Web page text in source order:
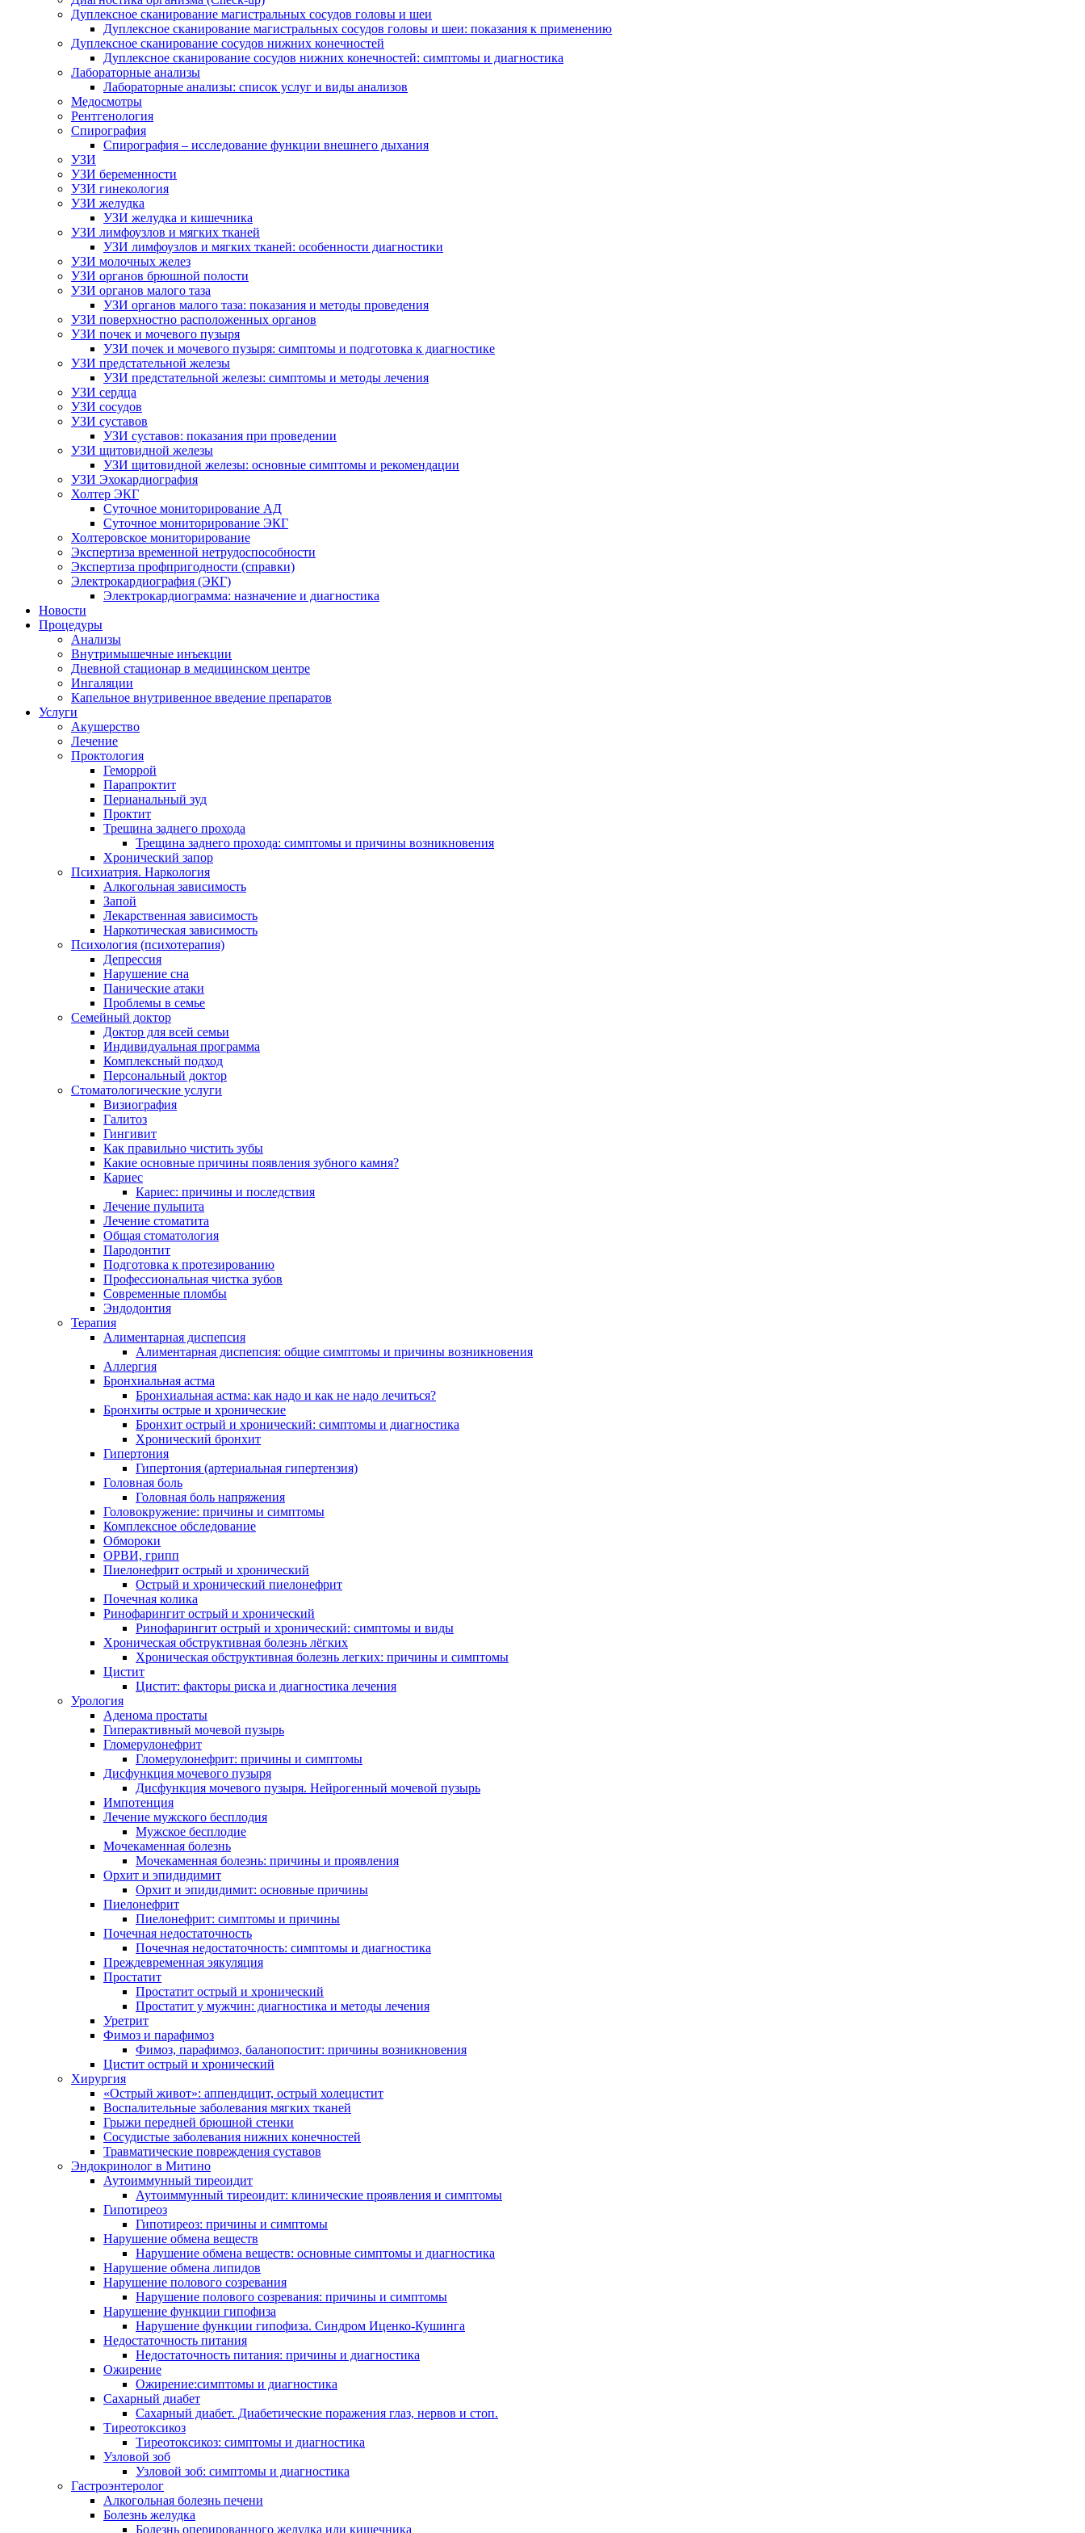
Дуплексное сканирование магистральных сосудов головы и шеи
Дуплексное сканирование магистральных сосудов головы и шеи: показания к применению
Дуплексное сканирование сосудов нижних конечностей
Дуплексное сканирование сосудов нижних конечностей: симптомы и диагностика
Лабораторные анализы
Лабораторные анализы: список услуг и виды анализов
Медосмотры
Рентгенология
Спирография
Спирография – исследование функции внешнего дыхания
УЗИ
УЗИ беременности
УЗИ гинекология
УЗИ желудка
УЗИ желудка и кишечника
УЗИ лимфоузлов и мягких тканей
УЗИ лимфоузлов и мягких тканей: особенности диагностики
УЗИ молочных желез
УЗИ органов брюшной полости
УЗИ органов малого таза
УЗИ органов малого таза: показания и методы проведения
УЗИ поверхностно расположенных органов
УЗИ почек и мочевого пузыря
УЗИ почек и мочевого пузыря: симптомы и подготовка к диагностике
УЗИ предстательной железы
УЗИ предстательной железы: симптомы и методы лечения
УЗИ сердца
УЗИ сосудов
УЗИ суставов
УЗИ суставов: показания при проведении
УЗИ щитовидной железы
УЗИ щитовидной железы: основные симптомы и рекомендации
УЗИ Эхокардиография
Холтер ЭКГ
Суточное мониторирование АД
Суточное мониторирование ЭКГ
Холтеровское мониторирование
Экспертиза временной нетрудоспособности
Экспертиза профпригодности (справки)
Электрокардиография (ЭКГ)
Электрокардиограмма: назначение и диагностика
Новости
Процедуры
Анализы
Внутримышечные инъекции
Дневной стационар в медицинском центре
Ингаляции
Капельное внутривенное введение препаратов
Услуги
Акушерство
Лечение
Проктология
Геморрой
Парапроктит
Перианальный зуд
Проктит
Трещина заднего прохода
Трещина заднего прохода: симптомы и причины возникновения
Хронический запор
Психиатрия. Наркология
Алкогольная зависимость
Запой
Лекарственная зависимость
Наркотическая зависимость
Психология (психотерапия)
Депрессия
Нарушение сна
Панические атаки
Проблемы в семье
Семейный доктор
Доктор для всей семьи
Индивидуальная программа
Комплексный подход
Персональный доктор
Стоматологические услуги
Визиография
Галитоз
Гингивит
Как правильно чистить зубы
Какие основные причины появления зубного камня?
Кариес
Кариес: причины и последствия
Лечение пульпита
Лечение стоматита
Общая стоматология
Пародонтит
Подготовка к протезированию
Профессиональная чистка зубов
Современные пломбы
Эндодонтия
Терапия
Алиментарная диспепсия
Алиментарная диспепсия: общие симптомы и причины возникновения
Аллергия
Бронхиальная астма
Бронхиальная астма: как надо и как не надо лечиться?
Бронхиты острые и хронические
Бронхит острый и хронический: симптомы и диагностика
Хронический бронхит
Гипертония
Гипертония (артериальная гипертензия)
Головная боль
Головная боль напряжения
Головокружение: причины и симптомы
Комплексное обследование
Обмороки
ОРВИ, грипп
Пиелонефрит острый и хронический
Острый и хронический пиелонефрит
Почечная колика
Ринофарингит острый и хронический
Ринофарингит острый и хронический: симптомы и виды
Хроническая обструктивная болезнь лёгких
Хроническая обструктивная болезнь легких: причины и симптомы
Цистит
Цистит: факторы риска и диагностика лечения
Урология
Аденома простаты
Гиперактивный мочевой пузырь
Гломерулонефрит
Гломерулонефрит: причины и симптомы
Дисфункция мочевого пузыря
Дисфункция мочевого пузыря. Нейрогенный мочевой пузырь
Импотенция
Лечение мужского бесплодия
Мужское бесплодие
Мочекаменная болезнь
Мочекаменная болезнь: причины и проявления
Орхит и эпидидимит
Орхит и эпидидимит: основные причины
Пиелонефрит
Пиелонефрит: симптомы и причины
Почечная недостаточность
Почечная недостаточность: симптомы и диагностика
Преждевременная эякуляция
Простатит
Простатит острый и хронический
Простатит у мужчин: диагностика и методы лечения
Уретрит
Фимоз и парафимоз
Фимоз, парафимоз, баланопостит: причины возникновения
Цистит острый и хронический
Хирургия
«Острый живот»: аппендицит, острый холецистит
Воспалительные заболевания мягких тканей
Грыжи передней брюшной стенки
Сосудистые заболевания нижних конечностей
Травматические повреждения суставов
Эндокринолог в Митино
Аутоиммунный тиреоидит
Аутоиммунный тиреоидит: клинические проявления и симптомы
Гипотиреоз
Гипотиреоз: причины и симптомы
Нарушение обмена веществ
Нарушение обмена веществ: основные симптомы и диагностика
Нарушение обмена липидов
Нарушение полового созревания
Нарушение полового созревания: причины и симптомы
Нарушение функции гипофиза
Нарушение функции гипофиза. Синдром Иценко-Кушинга
Недостаточность питания
Недостаточность питания: причины и диагностика
Ожирение
Ожирение:симптомы и диагностика
Сахарный диабет
Сахарный диабет. Диабетические поражения глаз, нервов и стоп.
Тиреотоксикоз
Тиреотоксикоз: симптомы и диагностика
Узловой зоб
Узловой зоб: симптомы и диагностика
Гастроэнтеролог
Алкогольная болезнь печени
Болезнь желудка
Болезнь оперированного желудка или кишечника